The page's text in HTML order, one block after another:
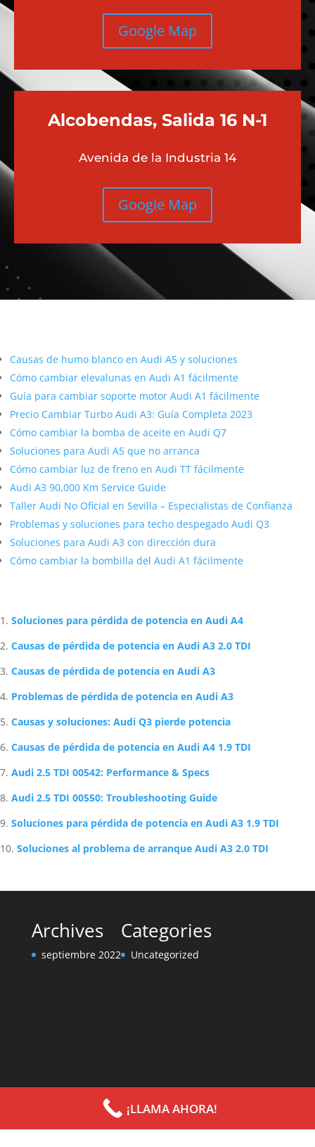
Google Map
Alcobendas, Salida 16 N-1
Avenida de la Industria 14
Google Map
Causas de humo blanco en Audi A5 y soluciones
Cómo cambiar elevalunas en Audi A1 fácilmente
Guía para cambiar soporte motor Audi A1 fácilmente
Precio Cambiar Turbo Audi A3: Guía Completa 2023
Cómo cambiar la bomba de aceite en Audi Q7
Soluciones para Audi A5 que no arranca
Cómo cambiar luz de freno en Audi TT fácilmente
Audi A3 90,000 Km Service Guide
Taller Audi No Oficial en Sevilla – Especialistas de Confianza
Problemas y soluciones para techo despegado Audi Q3
Soluciones para Audi A3 con dirección dura
Cómo cambiar la bombilla del Audi A1 fácilmente
Soluciones para pérdida de potencia en Audi A4
Causas de pérdida de potencia en Audi A3 2.0 TDI
Causas de pérdida de potencia en Audi A3
Problemas de pérdida de potencia en Audi A3
Causas y soluciones: Audi Q3 pierde potencia
Causas de pérdida de potencia en Audi A4 1.9 TDI
Audi 2.5 TDI 00542: Performance & Specs
Audi 2.5 TDI 00550: Troubleshooting Guide
Soluciones para pérdida de potencia en Audi A3 1.9 TDI
Soluciones al problema de arranque Audi A3 2.0 TDI
Archives
septiembre 2022
Categories
Uncategorized
¡LLAMA AHORA!